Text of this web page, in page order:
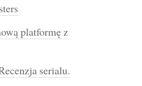
platformę z
serialu.